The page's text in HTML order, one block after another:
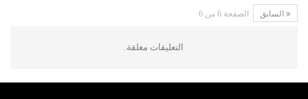
السابق الصفحة 6 من 6
التعليقات مغلقة.